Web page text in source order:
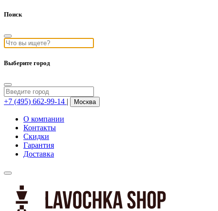
Поиск
Выберите город
+7 (495) 662-99-14 | Москва
О компании
Контакты
Скидки
Гарантия
Доставка